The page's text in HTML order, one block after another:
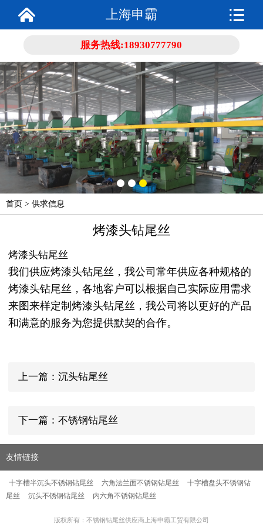
上海申霸
服务热线:18930777790
首页 > 供求信息
烤漆头钻尾丝
烤漆头钻尾丝
我们供应烤漆头钻尾丝，我公司常年供应各种规格的
烤漆头钻尾丝，各地客户可以根据自己实际应用需求
来图来样定制烤漆头钻尾丝，我公司将以更好的产品
和满意的服务为您提供默契的合作。
上一篇：沉头钻尾丝
下一篇：不锈钢钻尾丝
友情链接
十字槽半沉头不锈钢钻尾丝 六角法兰面不锈钢钻尾丝
十字槽盘头不锈钢钻
尾丝
沉头不锈钢钻尾丝 内六角不锈钢钻尾丝
版权所有：不锈钢钻尾丝供应商上海申霸工贸有限公司